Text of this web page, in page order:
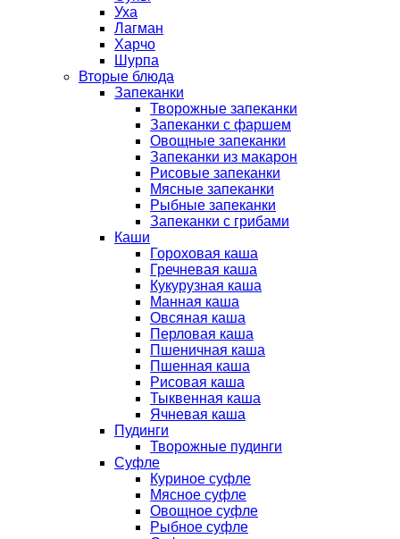
Уха
Лагман
Харчо
Шурпа
Вторые блюда
Запеканки
Творожные запеканки
Запеканки с фаршем
Овощные запеканки
Запеканки из макарон
Рисовые запеканки
Мясные запеканки
Рыбные запеканки
Запеканки с грибами
Каши
Гороховая каша
Гречневая каша
Кукурузная каша
Манная каша
Овсяная каша
Перловая каша
Пшеничная каша
Пшенная каша
Рисовая каша
Тыквенная каша
Ячневая каша
Пудинги
Творожные пудинги
Суфле
Куриное суфле
Мясное суфле
Овощное суфле
Рыбное суфле